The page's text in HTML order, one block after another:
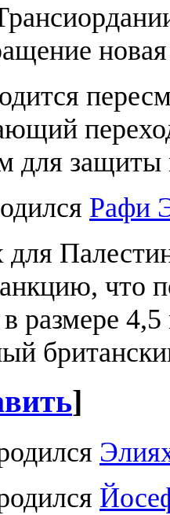
для
Рафи
для
что
размере
]